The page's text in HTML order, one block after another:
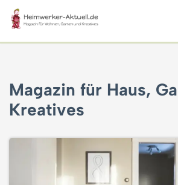
Zum
Inhalt
Magazin für Haus,
Kreatives